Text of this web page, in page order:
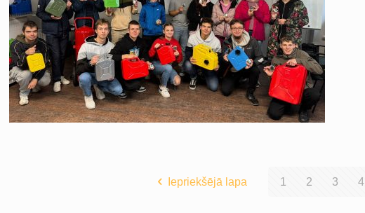
Iepriekšējā lapa 1 2 3 4